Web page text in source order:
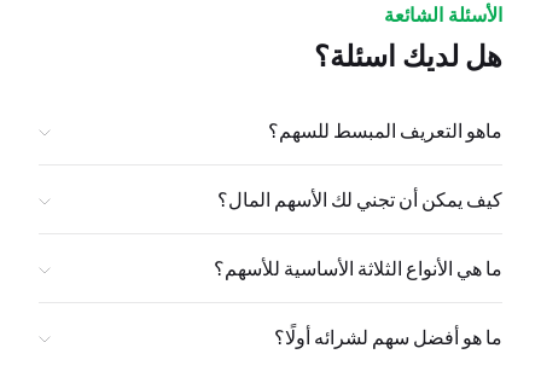
الأسئلة الشائعة
هل لديك اسئلة؟
ماهو التعريف المبسط للسهم؟
كيف يمكن أن تجني لك الأسهم المال؟
ما هي الأنواع الثلاثة الأساسية للأسهم؟
ما هو أفضل سهم لشرائه أولًا؟